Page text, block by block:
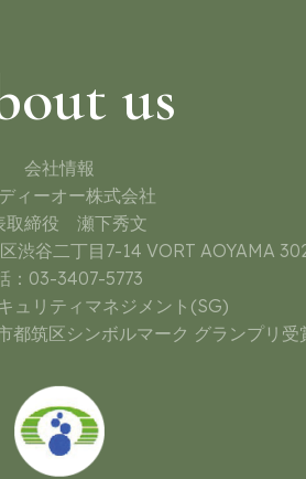
us
会社情報
ィーオー株式会社
取締役 瀬下秀文
渋谷二丁目7-14 VORT AOYAMA
：03-3407-5773
ュリティマネジメント(SG)
都筑区シンボルマーク グランプリ受